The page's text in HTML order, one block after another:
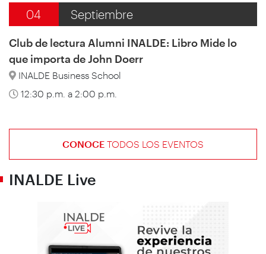
04 Septiembre
Club de lectura Alumni INALDE: Libro Mide lo
que importa de John Doerr
INALDE Business School
12:30 p.m. a 2:00 p.m.
CONOCE TODOS LOS EVENTOS
INALDE Live